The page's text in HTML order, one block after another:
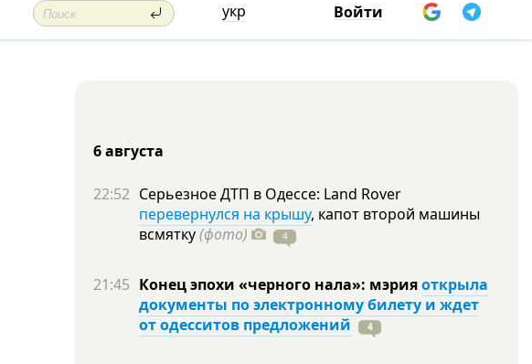
укр Войти
6 августа
22:52 Серьезное ДТП в Одессе: Land Rover
перевернулся на крышу, капот второй машины
всмятку(фото) 4
21:45 Конец эпохи «черного нала»: мэрияоткрыла
документы по электронному билету и ждет
от одесситов предложений
4